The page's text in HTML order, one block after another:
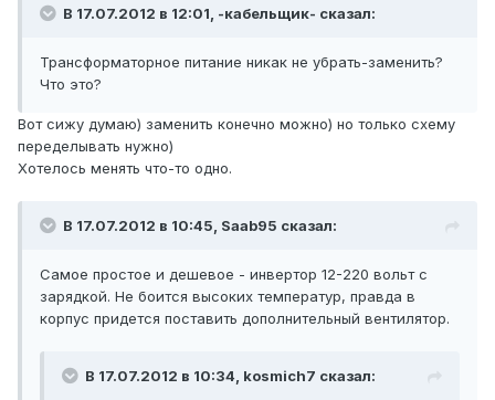
В 17.07.2012 в 12:01, -кабельщик- сказал:
Трансформаторное питание никак не убрать-заменить?
Что это?
Вот сижу думаю) заменить конечно можно) но только схему
переделывать нужно)
Хотелось менять что-то одно.
В 17.07.2012 в 10:45, Saab95 сказал:
Самое простое и дешевое - инвертор 12-220 вольт с
зарядкой. Не боится высоких температур, правда в
корпус придется поставить дополнительный вентилятор.
В 17.07.2012 в 10:34, kosmich7 сказал: